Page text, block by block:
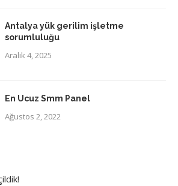
Antalya yük gerilim işletme
sorumluluğu
Aralık 4, 2025
En Ucuz Smm Panel
Ağustos 2, 2022